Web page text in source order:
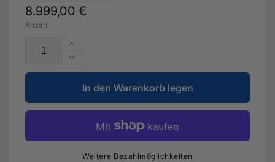
Normaler
Preis
8.999,00 €
Anzahl
Erhöhe
die
Menge
für
Stufe
3
Export
-
535PS
Verringere
die
Menge
für
Stufe
Export
In den Warenkorb legen
Weitere Bezahlmöglichkeiten